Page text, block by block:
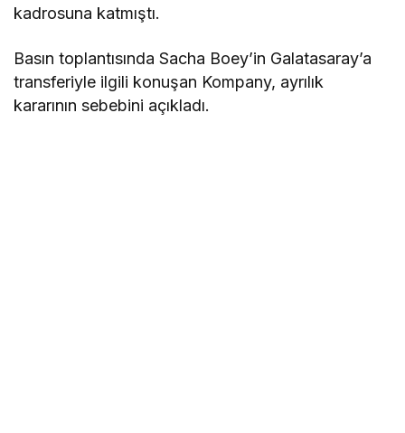
kadrosuna katmıştı.
Basın toplantısında Sacha Boey’in Galatasaray’a
transferiyle ilgili konuşan Kompany, ayrılık
kararının sebebini açıkladı.